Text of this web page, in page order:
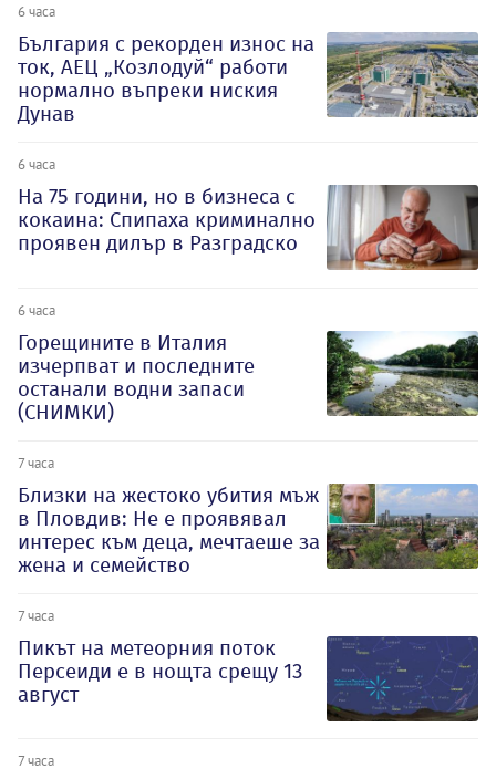
6 часа
България с рекорден износ на
ток, АЕЦ „Козлодуй“ работи
нормално въпреки ниския
Дунав
6 часа
На 75 години, но в бизнеса с
кокаина: Спипаха криминално
проявен дилър в Разградско
6 часа
Горещините в Италия
изчерпват и последните
останали водни запаси
(СНИМКИ)
7 часа
Близки на жестоко убития мъж
в Пловдив: Не е проявявал
интерес към деца, мечтаеше за
жена и семейство
7 часа
Пикът на метеорния поток
Персеиди е в нощта срещу 13
август
7 часа